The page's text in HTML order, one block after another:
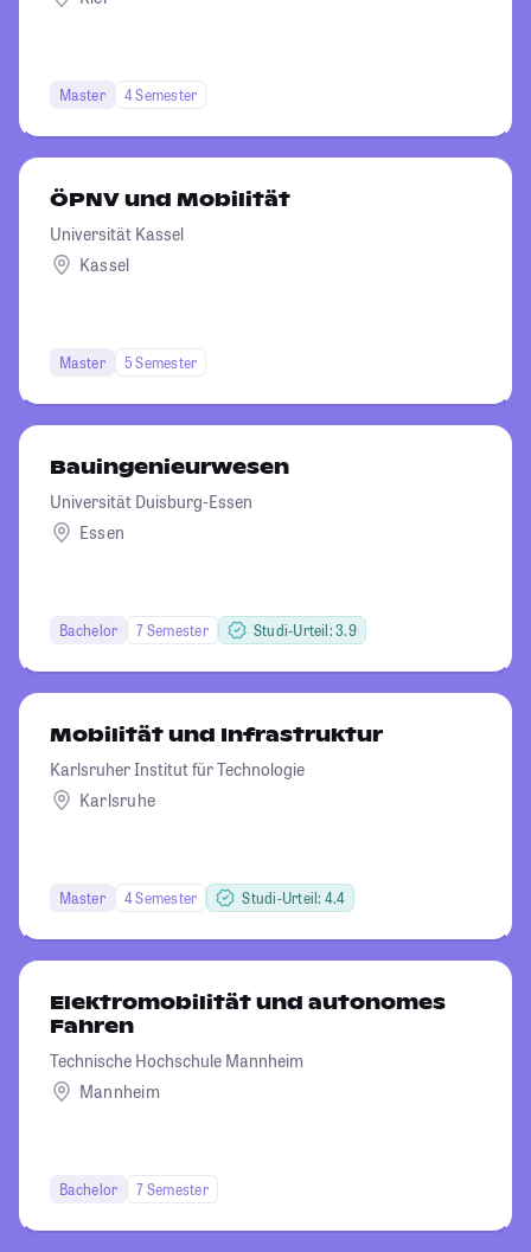
Master 4 Semester
ÖPNV und Mobilität
Universität Kassel
Kassel
Master 5 Semester
Bauingenieurwesen
Universität Duisburg-Essen
Essen
Bachelor 7 Semester Studi-Urteil: 3.9
Mobilität und Infrastruktur
Karlsruher Institut für Technologie
Karlsruhe
Master 4 Semester Studi-Urteil: 4.4
Elektromobilität und autonomes
Fahren
Technische Hochschule Mannheim
Mannheim
Bachelor 7 Semester